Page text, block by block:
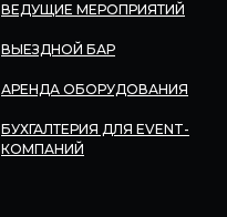
ВЕДУЩИЕ МЕРОПРИЯТИЙ
ВЫЕЗДНОЙ БАР
АРЕНДА ОБОРУДОВАНИЯ
БУХГАЛТЕРИЯ ДЛЯ EVENT-
КОМПАНИЙ